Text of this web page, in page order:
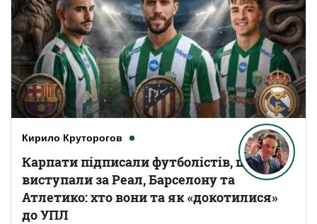
Кирило Круторогов
Карпати підписали футболістів, що
виступали за Реал, Барселону та
Атлетико: хто вони та як «докотилися»
до УПЛ